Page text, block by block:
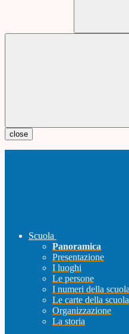
close
Scuola
Panoramica
Presentazione
I luoghi
Le persone
I numeri della scuola
Le carte della scuola
Organizzazione
La storia